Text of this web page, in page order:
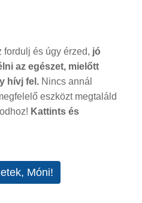
és úgy érzed, jó
az egészet, mielőtt
hívj fel. Nincs annál
eszközt megtaláld
Kattints és
Móni!